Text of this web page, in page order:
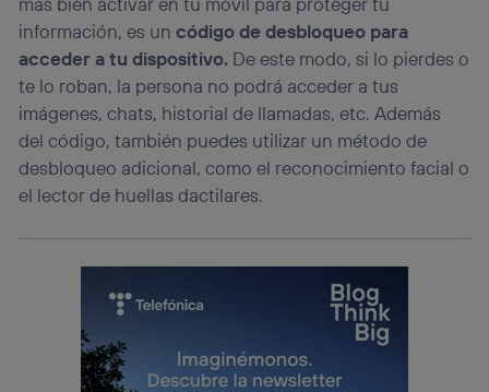
información, es uncódigo de desbloqueo para
acceder a tu dispositivo. De este modo, si lo pierdes o
te lo roban, la persona no podrá acceder a tus
imágenes, chats, historial de llamadas, etc. Además
del código, también puedes utilizar un método de
desbloqueo adicional, como el reconocimiento facial o
el lector de huellas dactilares.